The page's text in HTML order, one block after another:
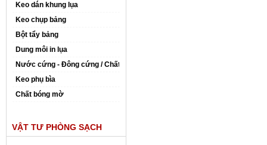
Keo dán khung lụa
Keo chụp bảng
Bột tẩy bảng
Dung môi in lụa
Nước cứng - Đông cứng / Chất đóng rắn
Keo phụ bìa
Chất bóng mờ
VẬT TƯ PHÒNG SẠCH